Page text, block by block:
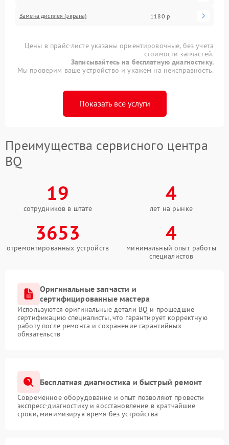
Замена дисплея (экрана) 1180 р
Цены в прайс-листе указаны ориентировочные, без учета
стоимости запчастей.
Записывайтесь на бесплатную диагностику.
Мы проверим ваше устройство и укажем на неисправность.
Показать все услуги
Преимущества сервисного центра
BQ
19
сотрудников в штате
4
лет на рынке
3653
отремонтированных устройств
4
минимальный опыт работы
специалистов
Оригинальные запчасти и
сертифицированные мастера
Используются оригинальные детали BQ и прошедшие
сертификацию специалисты, что гарантирует корректную
работу после ремонта и сохранение гарантийных
обязательств
Бесплатная диагностика и быстрый ремонт
Современное оборудование и опыт позволяют провести
экспресс-диагностику и восстановление в кратчайшие
сроки, минимизируя время без устройства